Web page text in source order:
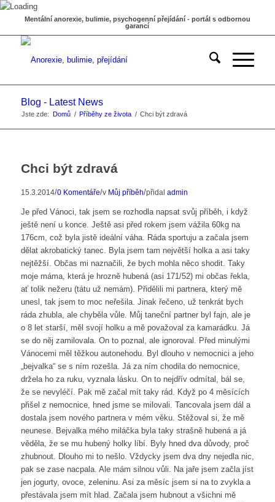
Mentální anorexie, bulimie, psychogenní přejídání - portál s odbornou
garancí
Blog - Latest News
Jste zde: Domů / Příběhy ze života / Chci být zdravá
Chci být zdravá
15.3.2014/0 Komentáře/v Můj příběh/přidal admin
Je před Vánoci, tak jsem se rozhodla napsat svůj příběh, i když
ještě není u konce. Ještě asi před rokem jsem vážila 60kg na
176cm, což byla jistě ideální váha. Ráda sportuju a začala jsem
dělat akrobatický tanec. Byla jsem tam největší holka a asi taky
nejtěžší. Občas mi naznačili, že bych mohla něco shodit. Taky
moje máma, která je hrozně hubená (asi 171/52) mi občas řekla,
ať tolik nežeru (tátu už nemám). Přidělili mi partnera, který mě
unesl, tak jsem to moc neřešila. Jinak řečeno, už tenkrát bych
ráda zhubla, ale chyběla vůle. Můj taneční partner byl fajn, ale je
o 8 let starší, měl svojí holku a mě považoval za kamarádku. Já
se do něj zamilovala. On to poznal, ale ignoroval. Před minulými
Vánocemi měl těžkou autonehodu. Byl dlouho v nemocnici a jeho
„bejvalka“ se s ním rozešla. Já za ním chodila do nemocnice,
držela ho za ruku, vyznala lásku. On to nejdřív odmítal, bál se,
že se nevyléčí. Pak mě začal mít taky rád. Když po 4 měsících
přišel z nemocnice, hned jsme se milovali. Tancovala jsem dál a
dostala jsem nového partnera v mém věku. Stěžoval si, že mě
neunese. Bejvalka mého miláčka byla taky strašně hubená a já
věděla, že se mu hubený holky líbí. Byly hned dva důvody, proč
zhubnout. Dlouho mi to nešlo. Vždycky jsem dva dny nejedla nic,
pak se zase nacpala. Ale mám silnou vůli. Na jaře jsem začla jíst
jen jogurty, ovoce, zeleninu. Asi za měsíc jsem si na to zvykla a
přestávala jsem mít hlad. Začala jsem hubnout a všichni mě